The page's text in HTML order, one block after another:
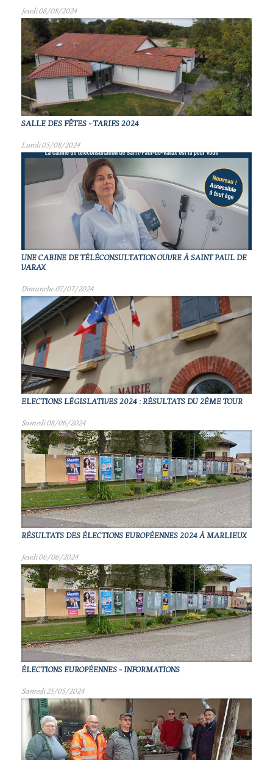
Jeudi 08/08/2024
SALLE DES FÊTES - TARIFS 2024
Lundi 05/08/2024
UNE CABINE DE TÉLÉCONSULTATION OUVRE À SAINT PAUL DE
VARAX
Dimanche 07/07/2024
ELECTIONS LÉGISLATIVES 2024 : RÉSULTATS DU 2ÈME TOUR
Samedi 08/06/2024
RÉSULTATS DES ÉLECTIONS EUROPÉENNES 2024 À MARLIEUX
Jeudi 06/06/2024
ÉLECTIONS EUROPÉENNES - INFORMATIONS
Samedi 25/05/2024